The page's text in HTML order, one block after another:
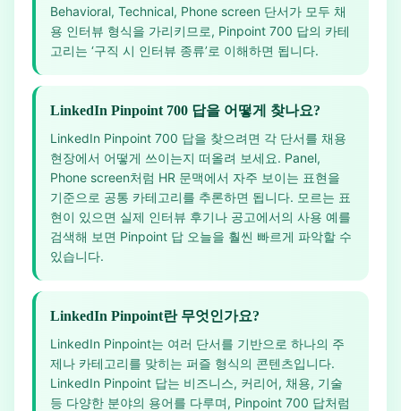
Behavioral, Technical, Phone screen 단서가 모두 채
용 인터뷰 형식을 가리키므로, Pinpoint 700 답의 카테
고리는 ‘구직 시 인터뷰 종류’로 이해하면 됩니다.
LinkedIn Pinpoint 700 답을 어떻게 찾나요?
LinkedIn Pinpoint 700 답을 찾으려면 각 단서를 채용
현장에서 어떻게 쓰이는지 떠올려 보세요. Panel,
Phone screen처럼 HR 문맥에서 자주 보이는 표현을
기준으로 공통 카테고리를 추론하면 됩니다. 모르는 표
현이 있으면 실제 인터뷰 후기나 공고에서의 사용 예를
검색해 보면 Pinpoint 답 오늘을 훨씬 빠르게 파악할 수
있습니다.
LinkedIn Pinpoint란 무엇인가요?
LinkedIn Pinpoint는 여러 단서를 기반으로 하나의 주
제나 카테고리를 맞히는 퍼즐 형식의 콘텐츠입니다.
LinkedIn Pinpoint 답는 비즈니스, 커리어, 채용, 기술
등 다양한 분야의 용어를 다루며, Pinpoint 700 답처럼